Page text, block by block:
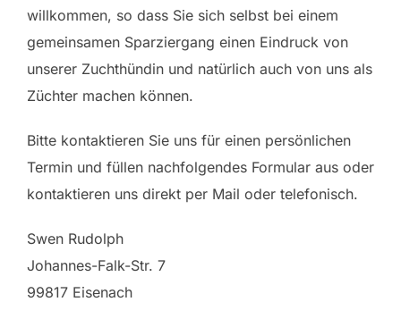
willkommen, so dass Sie sich selbst bei einem
gemeinsamen Sparziergang einen Eindruck von
unserer Zuchthündin und natürlich auch von uns als
Züchter machen können.
Bitte kontaktieren Sie uns für einen persönlichen
Termin und füllen nachfolgendes Formular aus oder
kontaktieren uns direkt per Mail oder telefonisch.
Swen Rudolph
Johannes-Falk-Str. 7
99817 Eisenach